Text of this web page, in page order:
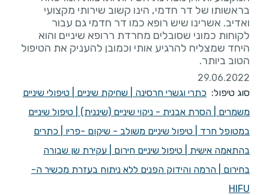
בראשותו של דר חדמי, הינו קשוב שירותי מקצועי
ואדיב. אשרינו שיש רופא כמו דר חדמי גם עבור
לקוחות כמוני שסובלים מחרדת ררופא שיניים והוא
היחד שמצליח להרגיע אותי וכמובן להעניק את הטיפול
הטוב ביותר.
29.06.2022
סוג טיפול: כתרי וגשרי חרסינה שחיקת שיניים
טיפולי שיניים
משמרים
הסרת אבנית - ניקוי שיניים (שיננית)
טיפול שיניים
במטופל חרד
טיפול שיניים משולב - שיקום -פריו
כתרים
בהתאמה אישית
טיפול שיניים חירום
עקירת שן שבורה
בחירום
הרמה והידוק הפנים ללא ניתוח בעזרת מכשיר ה-
HIFU